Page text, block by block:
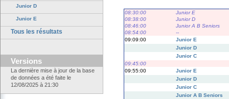
Junior D
Junior E
Tous les résultats
Versions
La dernière mise à jour de la base
de données a été faite le
12/08/2025 à 21:30
08:30:00
Junior E
08:38:00
Junior D
08:46:00
Junior A B Seniors
08:54:00
--
09:09:00
Junior E
Junior D
Junior C
09:45:00
09:55:00
Junior E
Junior D
Junior C
Junior A B Seniors